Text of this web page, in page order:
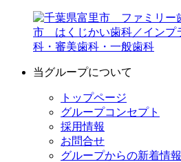
当グループについて
トップページ
グループコンセプト
採用情報
お問合せ
グループからの新着情報